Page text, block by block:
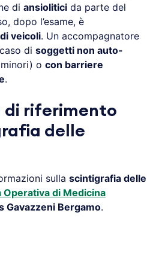
di ansiolitici da parte del
dopo l’esame, è
di veicoli. Un accompagnatore
di soggetti non auto-
o con barriere
.
di riferimento
delle
sulla scintigrafia delle
Operativa di Medicina
Gavazzeni Bergamo.